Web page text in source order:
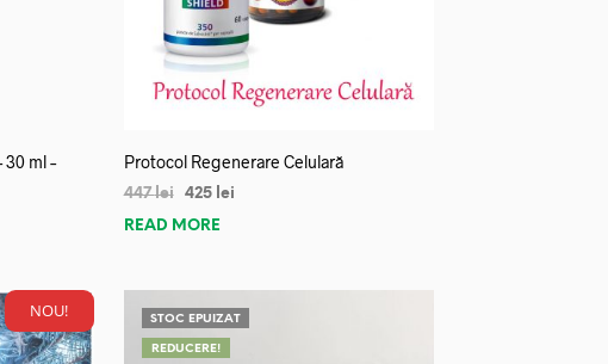
30 ml –
Protocol Regenerare Celulară
447lei 425 lei
READ MORE
NOU! STOC EPUIZAT
REDUCERE!